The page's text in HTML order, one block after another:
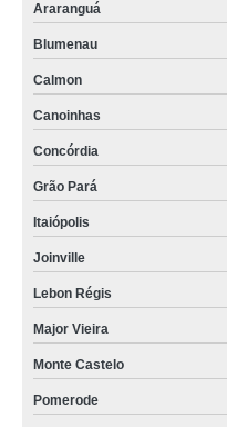
Araranguá
Blumenau
Calmon
Canoinhas
Concórdia
Grão Pará
Itaiópolis
Joinville
Lebon Régis
Major Vieira
Monte Castelo
Pomerode